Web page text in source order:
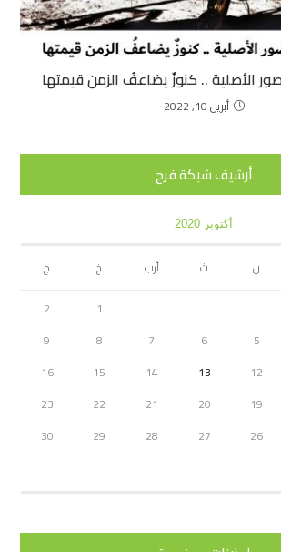
الأصلية .. كنوزٌ يضاعفُ الزمن قيمتها
أبريل 10, 2022
أرشيف شبكة فرح
أكتوبر 2020
ن ث أرب خ
ج
1
2
5
6
7
8
9
12
13
14
15
16
19
20
21
22
23
26
27
28
29
30